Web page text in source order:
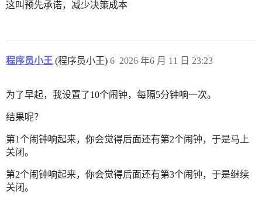
这叫预先承诺，减少决策成本
程序员小王 (程序员小王) 2026 年6 月 11 日 23:23
6
为了早起，我设置了10个闹钟，每隔5分钟响一次。
结果呢？
第1个闹钟响起来，你会觉得后面还有第2个闹钟，于是马上
关闭。
第2个闹钟响起来，你会觉得后面还有第3个闹钟，于是继续
关闭。